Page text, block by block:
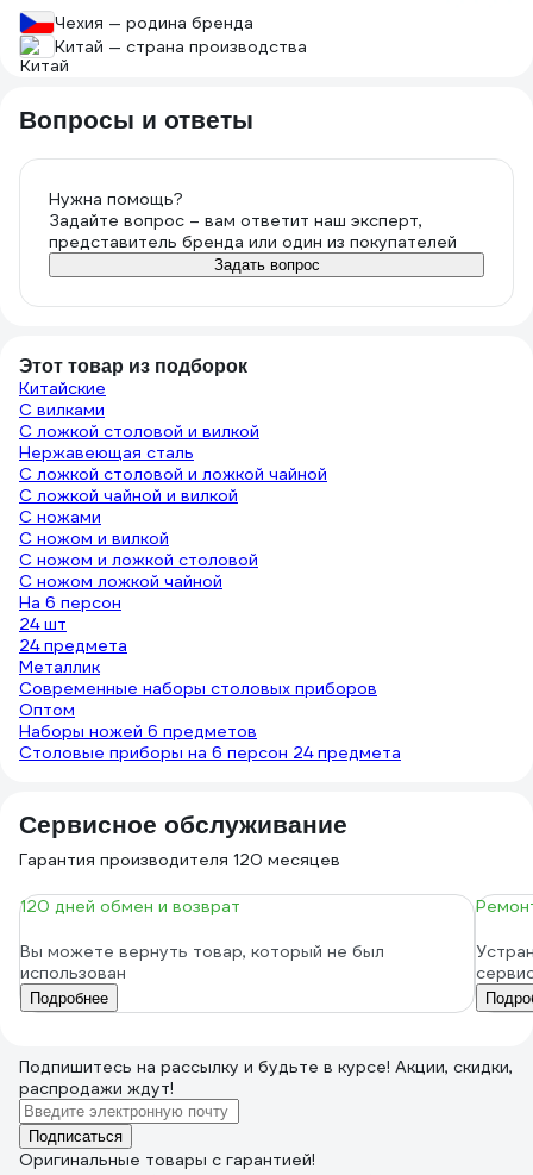
Чехия — родина бренда
Китай — страна производства
Вопросы и ответы
Нужна помощь?
Задайте вопрос – вам ответит наш эксперт,
представитель бренда или один из покупателей
Задать вопрос
Этот товар из подборок
Китайские
С вилками
С ложкой столовой и вилкой
Нержавеющая сталь
С ложкой столовой и ложкой чайной
С ложкой чайной и вилкой
С ножами
С ножом и вилкой
С ножом и ложкой столовой
С ножом ложкой чайной
На 6 персон
24 шт
24 предмета
Металлик
Современные наборы столовых приборов
Оптом
Наборы ножей 6 предметов
Столовые приборы на 6 персон 24 предмета
Сервисное обслуживание
Гарантия производителя 120 месяцев
120 дней обмен и возврат
Вы можете вернуть товар, который не был
использован
Подробнее
Подпишитесь на рассылку и будьте в курсе! Акции, скидки,
распродажи ждут!
Подписаться
Оригинальные товары с гарантией!